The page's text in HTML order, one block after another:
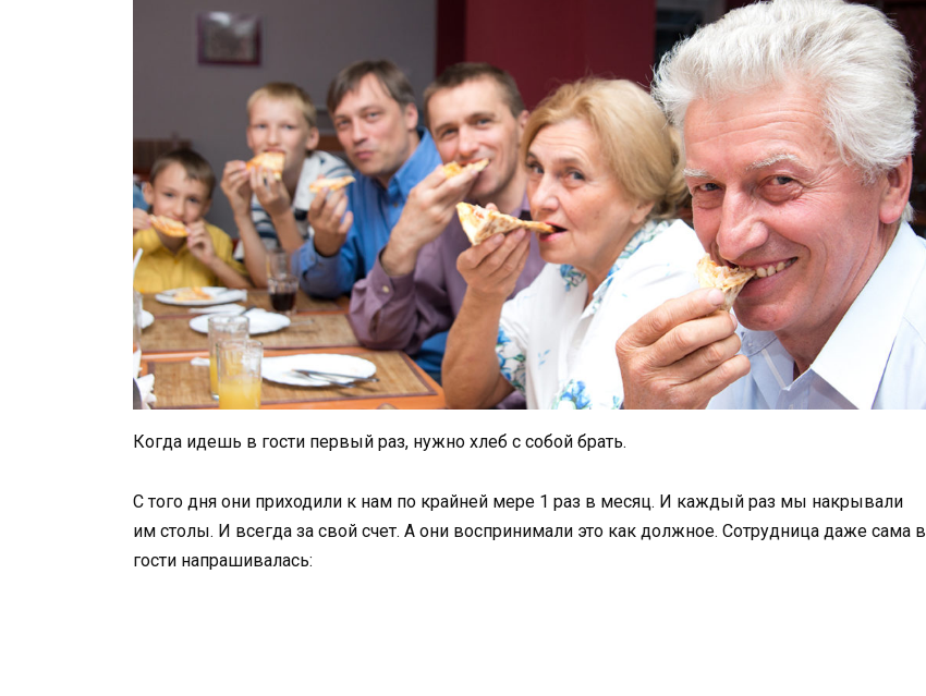
Когда идешь в гости первый раз, нужно хлеб с собой брать.
С того дня они приходили к нам по крайней мере 1 раз в месяц. И каждый раз мы накрывали
им столы. И всегда за свой счет. А они воспринимали это как должное. Сотрудница даже сама в
гости напрашивалась: